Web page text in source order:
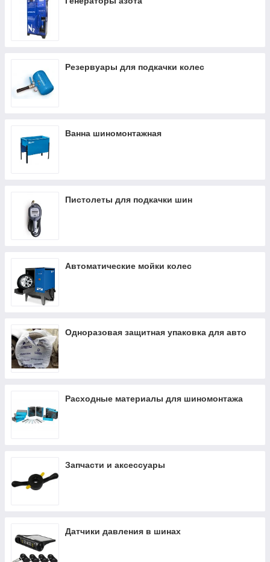
Резервуары для подкачки колес
Ванна шиномонтажная
Пистолеты для подкачки шин
Автоматические мойки колес
Одноразовая защитная упаковка для авто
Расходные материалы для шиномонтажа
Запчасти и аксессуары
Датчики давления в шинах